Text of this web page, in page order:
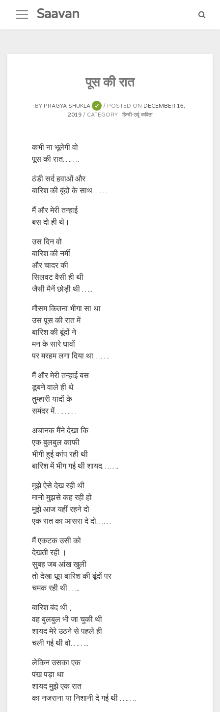
content
Saavan
पूस की रात
BY PRAGYA SHUKLA POSTED ON DECEMBER 16,
2019
CATEGORY : हिन्दी-उर्दू कविता
कभी ना भूलेगी वो
पूस की रात…….
ठंडी सर्द हवाओं और
बारिश की बूंदों के साथ……
मैं और मेरी तन्हाई
बस दो ही थे।
उस दिन वो
बारिश की नर्मी
और चादर की
सिलवट वैसी ही थी
जैसी मैनें छोड़ी थी …..
मौसम कितना भीगा सा था
उस पूस की रात में
बारिश की बूंदों ने
मन के सारे घावों
पर मरहम लगा दिया था…….
मैं और मेरी तन्हाई बस
डूबने वाले ही थे
तुम्हारी यादों के
समंदर में………
अचानक मैंने देखा कि
एक बुलबुल काफी
भीगी हुई कांप रही थी
बारिश में भीग गई थी शायद…….
मुझे ऐसे देख रही थी
मानो मुझसे कह रही हो
मुझे आज यहीं रहने दो
एक रात का आसरा दे दो……
मैं एकटक उसी को
देखती रही ।
सुबह जब आंख खुली
तो देखा धूप बारिश की बूंदों पर
चमक रही थी …..
बारिश बंद थी ,
वह बुलबुल भी जा चुकी थी
शायद मेरे उठने से पहले ही
चली गई थी वो……..
लेकिन उसका एक
पंख पड़ा था
शायद मुझे एक रात
का नजराना या निशानी दे गई थी …….